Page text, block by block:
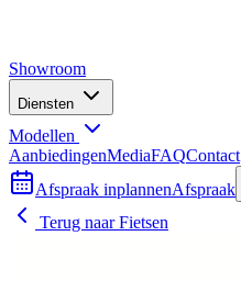
Showroom
Diensten
Modellen
AanbiedingenMediaFAQContact
Afspraak inplannenAfspraak
Terug naarFietsen